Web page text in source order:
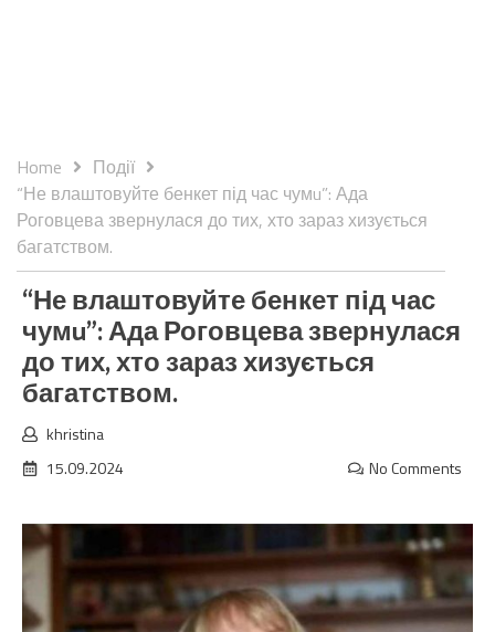
Home
Події
“Не влаштовуйте бенкет під час чумu”: Ада
Роговцева звернулася до тих, хто зараз хизується
багатством.
“Не влаштовуйте бенкет під час
чумu”: Ада Роговцева звернулася
до тих, хто зараз хизується
багатством.
khristina
15.09.2024
No Comments